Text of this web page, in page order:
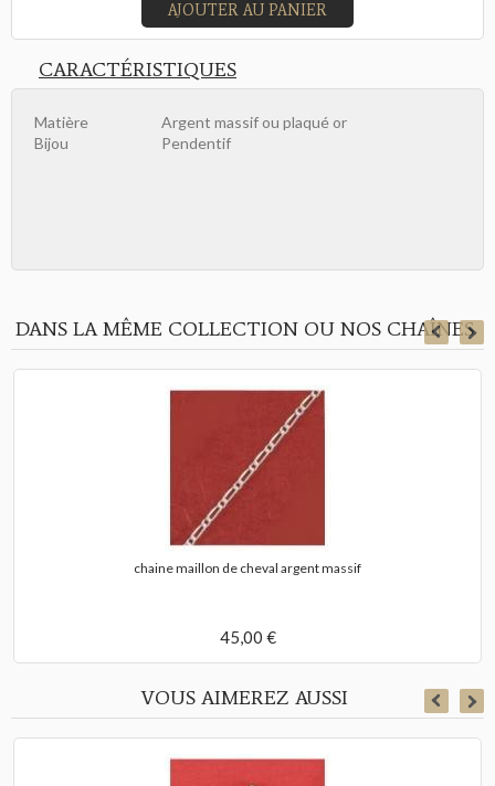
AJOUTER AU PANIER
CARACTÉRISTIQUES
Matière
Argent massif ou plaqué or
Bijou
Pendentif
DANS LA MÊME COLLECTION OU NOS CHAÎNES
chaine maillon de cheval argent massif
45,00 €
VOUS AIMEREZ AUSSI